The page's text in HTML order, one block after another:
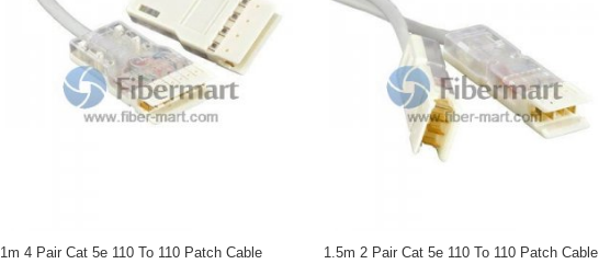
1m 4 Pair Cat 5e 110 To 110 Patch Cable 1.5m 2 Pair Cat 5e 110 To 110 Patch Cable